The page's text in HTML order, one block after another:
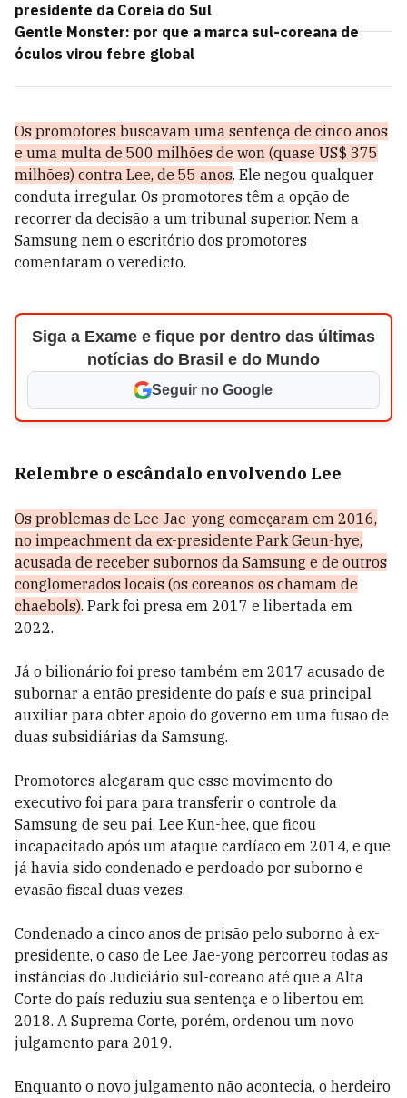
presidente da Coreia do Sul
Gentle Monster: por que a marca sul-coreana de
óculos virou febre global
Os promotores buscavam uma sentença de cinco anos
e uma multa de 500 milhões de won (quase US$ 375
milhões) contra Lee, de 55 anos. Ele negou qualquer
conduta irregular. Os promotores têm a opção de
recorrer da decisão a um tribunal superior. Nem a
Samsung nem o escritório dos promotores
comentaram o veredicto.
Siga a Exame e fique por dentro das últimas
notícias do Brasil e do Mundo
Seguir no Google
Relembre o escândalo envolvendo Lee
Os problemas de Lee Jae-yong começaram em 2016,
no impeachment da ex-presidente Park Geun-hye,
acusada de receber subornos da Samsung e de outros
conglomerados locais (os coreanos os chamam de
chaebols). Park foi presa em 2017 e libertada em
2022.
Já o bilionário foi preso também em 2017 acusado de
subornar a então presidente do país e sua principal
auxiliar para obter apoio do governo em uma fusão de
duas subsidiárias da Samsung.
Promotores alegaram que esse movimento do
executivo foi para para transferir o controle da
Samsung de seu pai, Lee Kun-hee, que ficou
incapacitado após um ataque cardíaco em 2014, e que
já havia sido condenado e perdoado por suborno e
evasão fiscal duas vezes.
Condenado a cinco anos de prisão pelo suborno à ex-
presidente, o caso de Lee Jae-yong percorreu todas as
instâncias do Judiciário sul-coreano até que a Alta
Corte do país reduziu sua sentença e o libertou em
2018. A Suprema Corte, porém, ordenou um novo
julgamento para 2019.
Enquanto o novo julgamento não acontecia, o herdeiro